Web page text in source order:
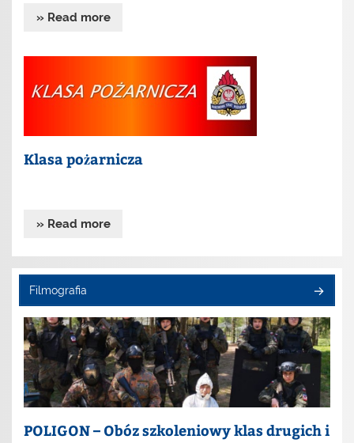
» Read more
Klasa pożarnicza
» Read more
Filmografia
POLIGON – Obóz szkoleniowy klas drugich i